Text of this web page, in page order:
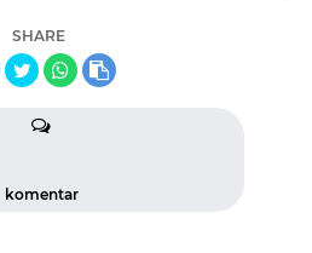
SHARE
komentar